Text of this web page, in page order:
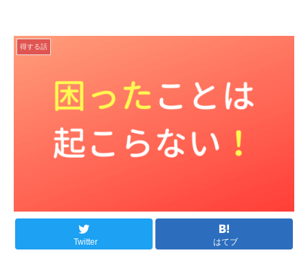
得する話
Twitter はてブ